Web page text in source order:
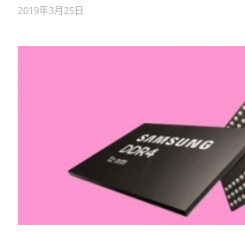
2019年3月25日